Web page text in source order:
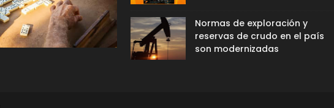
Normas de exploración y
reservas de crudo en el país
son modernizadas